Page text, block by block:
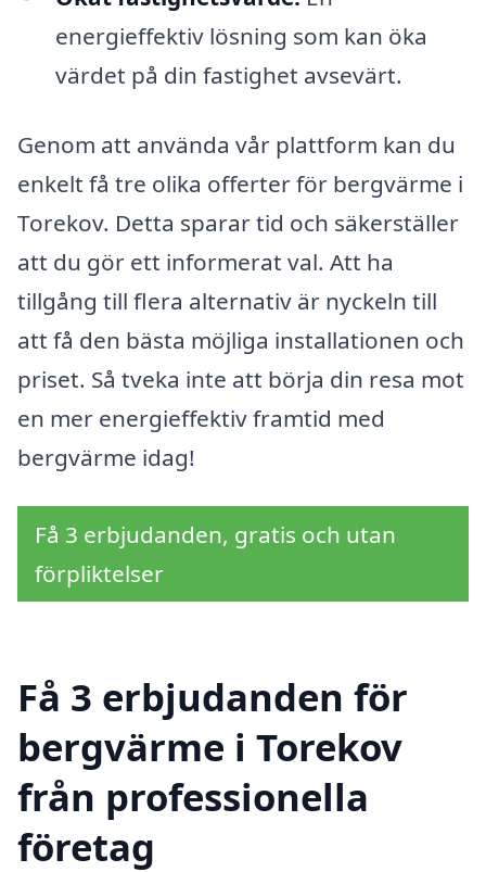
energieffektiv lösning som kan öka
värdet på din fastighet avsevärt.
Genom att använda vår plattform kan du
enkelt få tre olika offerter för bergvärme i
Torekov. Detta sparar tid och säkerställer
att du gör ett informerat val. Att ha
tillgång till flera alternativ är nyckeln till
att få den bästa möjliga installationen och
priset. Så tveka inte att börja din resa mot
en mer energieffektiv framtid med
bergvärme idag!
Få 3 erbjudanden, gratis och utan
förpliktelser
Få 3 erbjudanden för
bergvärme i Torekov
från professionella
företag